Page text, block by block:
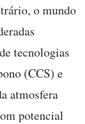
o mundo
tecnologias
(CCS) e
atmosfera
potencial